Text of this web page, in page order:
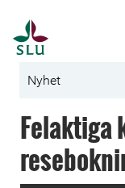
Nyhet
Felaktiga